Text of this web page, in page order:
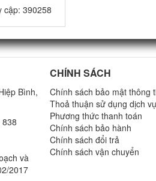
cập: 390258
Bình,
và
2017
CHÍNH SÁCH
Chính sách bảo mật thông
Thoả thuận sử dụng dịch vụ
Phương thức thanh toán
Chính sách bảo hành
Chính sách đổi trả
Chính sách vận chuyển